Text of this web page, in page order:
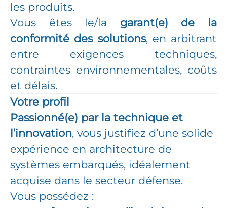
les produits.
Vous êtes le/la garant(e) de la
conformité des solutions, en arbitrant
entre exigences techniques,
contraintes environnementales, coûts
et délais.
Votre profil
Passionné(e) par la technique et
l’innovation, vous justifiez d’une solide
expérience en architecture de
systèmes embarqués, idéalement
acquise dans le secteur défense.
Vous possédez :